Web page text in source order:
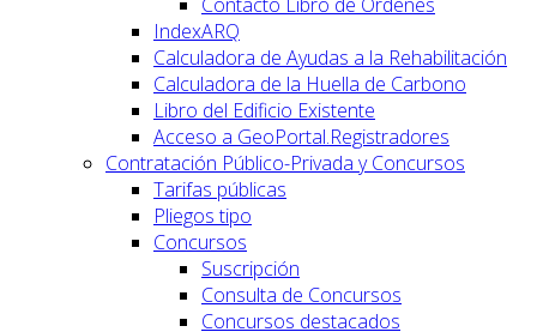
IndexARQ
Calculadora de Ayudas a la Rehabilitación
Calculadora de la Huella de Carbono
Libro del Edificio Existente
Acceso a GeoPortal.Registradores
Contratación Público-Privada y Concursos
Tarifas públicas
Pliegos tipo
Concursos
Suscripción
Consulta de Concursos
Concursos destacados